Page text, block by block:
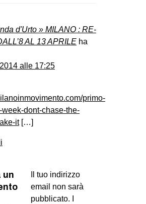
d'Urto » MILANO : RE-
AL 13 APRILE ha
alle 17:25
primo-
week-dont-chase-the-
it[…]
un
Il tuo indirizzo
email non sarà
pubblicato.